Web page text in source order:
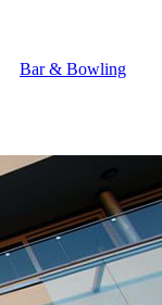
Bar & Bowling